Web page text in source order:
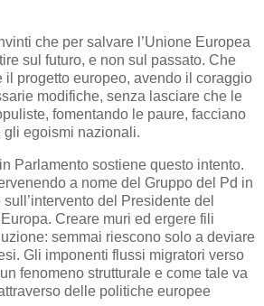
che per salvare l’Unione Europea
sul futuro, e non sul passato. Che
il progetto europeo, avendo il coraggio
modifiche, senza lasciare che le
fomentando le paure, facciano
gli egoismi nazionali.
Parlamento sostiene questo intento.
a nome del Gruppo del Pd in
del Presidente del
Creare muri ed ergere fili
semmai riescono solo a deviare
Gli imponenti flussi migratori verso
fenomeno strutturale e come tale va
delle politiche europee